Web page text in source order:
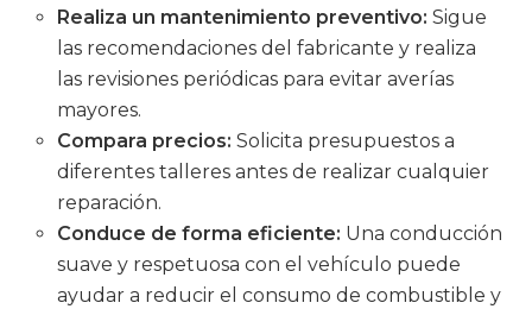
Realiza un mantenimiento preventivo: Sigue
las recomendaciones del fabricante y realiza
las revisiones periódicas para evitar averías
mayores.
Compara precios: Solicita presupuestos a
diferentes talleres antes de realizar cualquier
reparación.
Conduce de forma eficiente: Una conducción
suave y respetuosa con el vehículo puede
ayudar a reducir el consumo de combustible y